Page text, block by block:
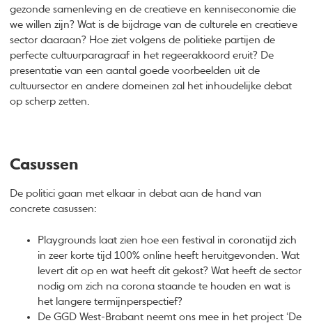
gezonde samenleving en de creatieve en kenniseconomie die
we willen zijn? Wat is de bijdrage van de culturele en creatieve
sector daaraan? Hoe ziet volgens de politieke partijen de
perfecte cultuurparagraaf in het regeerakkoord eruit? De
presentatie van een aantal goede voorbeelden uit de
cultuursector en andere domeinen zal het inhoudelijke debat
op scherp zetten.
Casussen
De politici gaan met elkaar in debat aan de hand van
concrete casussen:
Playgrounds laat zien hoe een festival in coronatijd zich
in zeer korte tijd 100% online heeft heruitgevonden. Wat
levert dit op en wat heeft dit gekost? Wat heeft de sector
nodig om zich na corona staande te houden en wat is
het langere termijnperspectief?
De GGD West-Brabant neemt ons mee in het project ‘De